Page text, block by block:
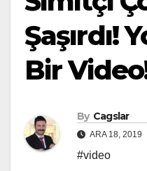
Şaşırdı!
Bir
By Cagslar
ARA 18, 2019
#video